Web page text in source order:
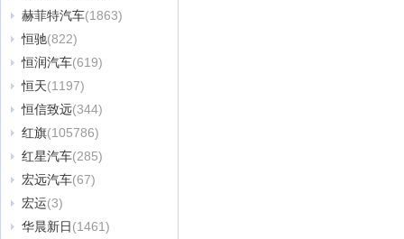
赫菲特汽车(1863)
恒驰(822)
恒润汽车(619)
恒天(1197)
恒信致远(344)
红旗(105786)
红星汽车(285)
宏远汽车(67)
宏运(3)
华晨新日(1461)